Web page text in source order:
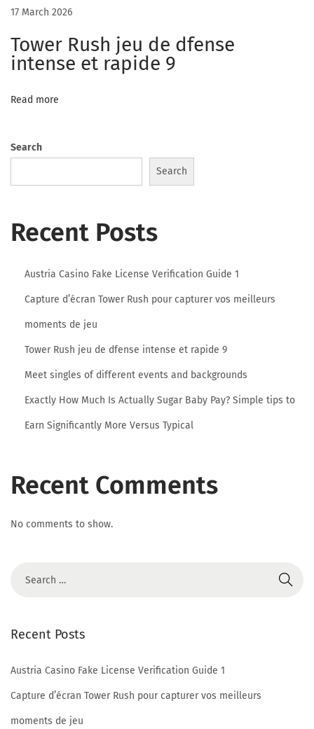
y
n
g
u
W
t
h
F
d
i
17 March 2026
Tower Rush jeu de dfense
intense et rapide 9
Read more
Search
Search
Recent Posts
Austria Casino Fake License Verification Guide 1
Capture d’écran Tower Rush pour capturer vos meilleurs
moments de jeu
Tower Rush jeu de dfense intense et rapide 9
Meet singles of different events and backgrounds
Exactly How Much Is Actually Sugar Baby Pay? Simple tips to
Earn Significantly More Versus Typical
Recent Comments
No comments to show.
Recent Posts
Austria Casino Fake License Verification Guide 1
Capture d’écran Tower Rush pour capturer vos meilleurs
moments de jeu